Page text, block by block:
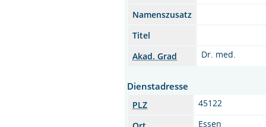
Namenszusatz
Titel
Akad. Grad
Dr. med.
Dienstadresse
PLZ
45122
Essen